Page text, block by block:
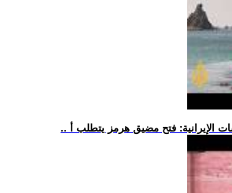
الإيرانية: فتح مضيق هرمز يتطلب أ